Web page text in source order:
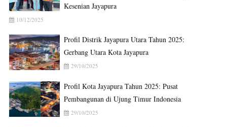
Kesenian Jayapura
10/12/2025
Profil Distrik Jayapura Utara Tahun 2025:
Gerbang Utara Kota Jayapura
29/10/2025
Profil Kota Jayapura Tahun 2025: Pusat
Pembangunan di Ujung Timur Indonesia
29/10/2025